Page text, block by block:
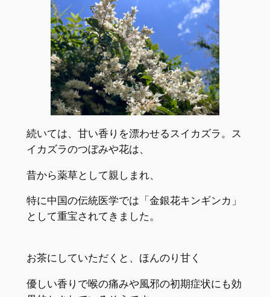
続いては、甘い香りを漂わせるスイカズラ。ス
イカズラのつぼみや花は、
昔から薬草として親しまれ、
特に中国の伝統医学では「金銀花キンギンカ」
として重宝されてきました。
お茶にしていただくと、ほんのり甘く
優しい香りで喉の痛みや風邪の初期症状にも効